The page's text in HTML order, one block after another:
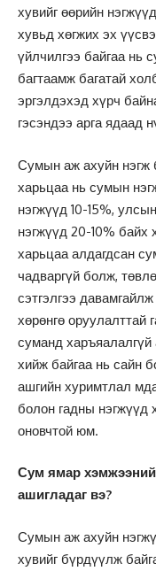
хувийг өөрийн
хувьд хөгжих эх
үйлчилгээ байгаа нь
багтаамж багатай
эргэлдэхэд хүрч
гэсэндээ арга ядаад
Сумын аж ахуйн нэгж
харьцаа нь сумын
нэгжүүд 10-15%,
нэгжүүд 20-10% байх
харьцаа алдагдсан
чадваргүй болж,
сэтгэлгээ
хөрөнгө оруулалттай
суманд
хийж байгаа нь сайн
ашгийн хуримтлал
болон гадны нэгжүүд
оновчтой юм.
Сум ямар хэмжээний
ашигладаг вэ?
Сумын аж ахуйн
хувийг бүрдүүлж